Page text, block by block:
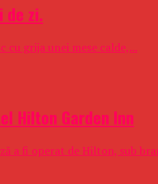
de zi.
grija unei mese calde,...
Hilton Garden Inn
a fi operat de Hilton, sub